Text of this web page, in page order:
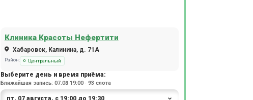
Клиника Красоты Нефертити
Хабаровск, Калинина, д. 71А
Район: Центральный
Выберите день и время приёма:
Ближайшая запись: 07.08 19:00 · 93 слота